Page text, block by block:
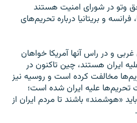
وتو در شورای امنیت هستند
و بریتانیا درباره تحریم‌های
و در راس آنها آمریکا خواهان
ایران هستند، چین تاکنون در
مخالفت کرده‌ است و روسیه نیز
علیه ایران شده است؛
«هوشمند» باشند تا مردم ایران از